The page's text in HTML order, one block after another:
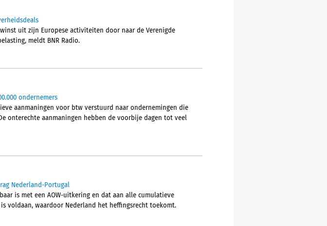
uit zijn Europese activiteiten door naar de Verenigde
meldt BNR Radio.
ondernemers
aanmaningen voor btw verstuurd naar ondernemingen die
onterechte aanmaningen hebben de voorbije dagen tot veel
Nederland-Portugal
is met een AOW-uitkering en dat aan alle cumulatieve
voldaan, waardoor Nederland het heffingsrecht toekomt.